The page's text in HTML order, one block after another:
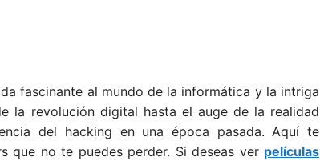
fascinante al mundo de la informática y la intriga
la revolución digital hasta el auge de la realidad
del hacking en una época pasada. Aquí te
que no te puedes perder. Si deseas ver películas